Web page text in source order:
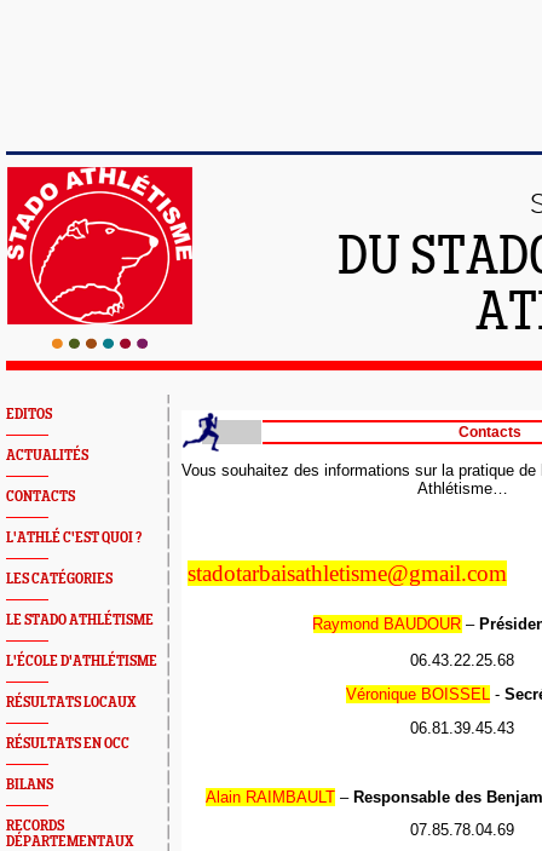
DU
EDITOS
ACTUALITÉS
CONTACTS
L'ATHLÉ C'EST QUOI ?
LES CATÉGORIES
LE STADO ATHLÉTISME
L'ÉCOLE D'ATHLÉTISME
RÉSULTATS LOCAUX
RÉSULTATS EN OCC
BILANS
RECORDS
DÉPARTEMENTAUX
Contacts
Vous souhaitez des informations sur la pratique de
Athlétisme…
stadotarbaisathletisme@gmail.com
Raymond BAUDOUR –
06.43.22.25.68
Véronique BOISSEL
-
06.81.39.45.43
Alain RAIMBAULT – Responsable des
07.85.78.04.69